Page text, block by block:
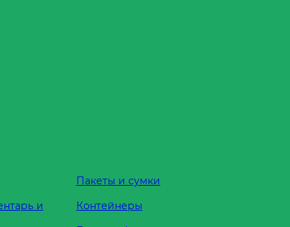
и
Пакеты и сумки
Контейнеры